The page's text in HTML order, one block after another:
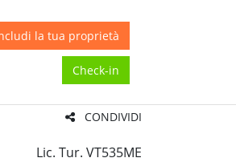
la tua proprietà
Check-in
CONDIVIDI
Lic. Tur. VT535ME